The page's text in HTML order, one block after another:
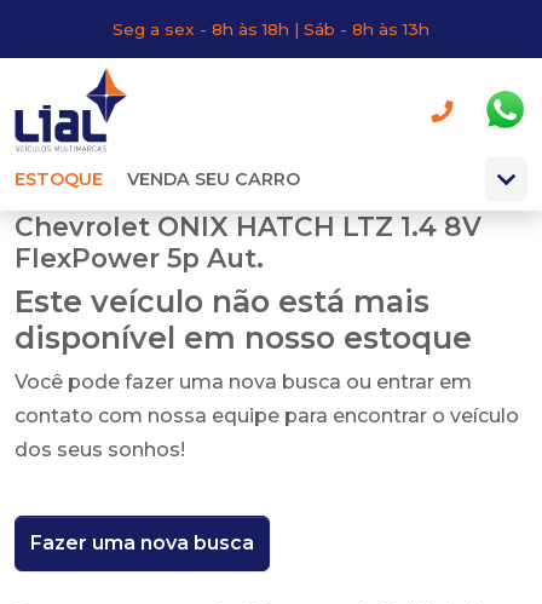
Seg a sex - 8h às 18h | Sáb - 8h às 13h
ESTOQUE VENDA SEU CARRO
Chevrolet ONIX HATCH LTZ 1.4 8V
FlexPower 5p Aut.
Este veículo não está mais
disponível em nosso estoque
Você pode fazer uma nova busca ou entrar em
contato com nossa equipe para encontrar o veículo
dos seus sonhos!
Fazer uma nova busca